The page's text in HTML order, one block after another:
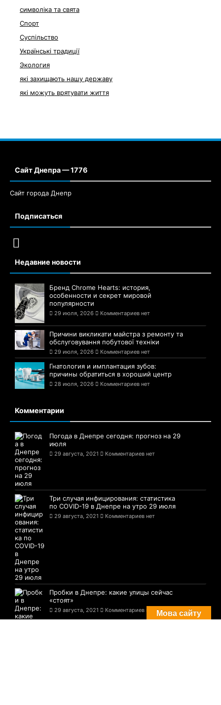
символіка та свята
Спорт
Суспільство
Українські традиції
Экология
які захищають нашу державу
які можуть врятувати життя
Сайт Днепра — 1776
Сайт города Днепр
Подписаться
Недавние новости
Бренд Chrome Hearts: история,
особенности и секрет мировой
популярности
29 июля, 2026 Комментариев нет
Причини викликати майстра з ремонту та
обслуговування побутової техніки
29 июля, 2026 Комментариев нет
Гнатология и имплантация зубов:
причины обратиться в хороший центр
28 июля, 2026 Комментариев нет
Комментарии
Погода в Днепре сегодня: прогноз на 29
июля
29 августа, 2021 Комментариев нет
Три случая инфицирования: статистика
по COVID-19 в Днепре на утро 29 июля
29 августа, 2021 Комментариев нет
Пробки в Днепре: какие улицы сейчас
«стоят»
29 августа, 2021 Комментариев нет Мова сайту